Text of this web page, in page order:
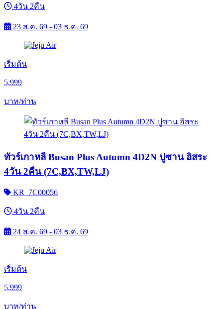
4วัน 2คืน
23 ส.ค. 69 - 03 ธ.ค. 69
เริ่มต้น
5,999
บาท/ท่าน
ทัวร์เกาหลี Busan Plus Autumn 4D2N ปูซาน อิสระ
4วัน 2คืน (7C,BX,TW,LJ)
KR_7C00056
4วัน 2คืน
24 ส.ค. 69 - 03 ธ.ค. 69
เริ่มต้น
5,999
บาท/ท่าน